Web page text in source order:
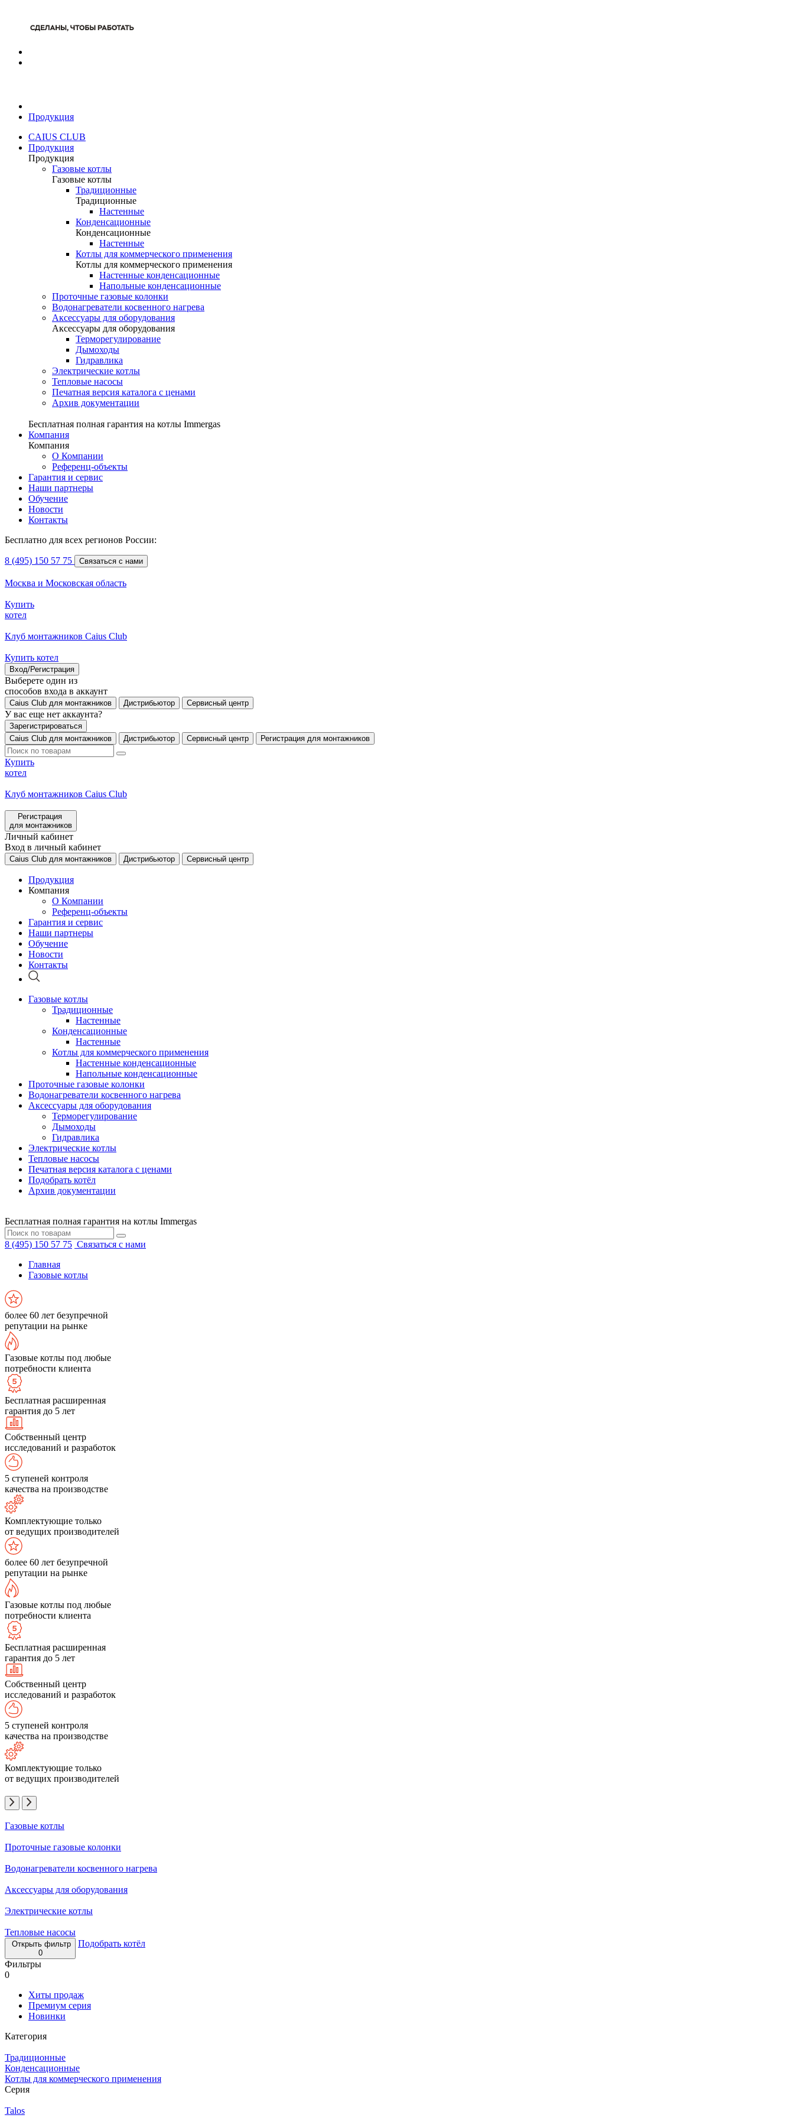
Продукция
CAIUS CLUB
Продукция
Продукция
Газовые котлы
Газовые котлы
Традиционные
Традиционные
Настенные
Конденсационные
Конденсационные
Настенные
Котлы для коммерческого применения
Котлы для коммерческого применения
Настенные конденсационные
Напольные конденсационные
Проточные газовые колонки
Водонагреватели косвенного нагрева
Аксессуары для оборудования
Аксессуары для оборудования
Терморегулирование
Дымоходы
Гидравлика
Электрические котлы
Тепловые насосы
Печатная версия каталога с ценами
Архив документации
Бесплатная полная гарантия на котлы Immergas
Компания
Компания
О Компании
Референц-объекты
Гарантия и сервис
Наши партнеры
Обучение
Новости
Контакты
Бесплатно для всех регионов России:
8 (495) 150 57 75 Связаться с нами
Москва и Московская область
Купить
котел
Клуб монтажников Caius Club
Купить котел
Вход/Регистрация
Выберете один из
способов входа в аккаунт
Caius Club для монтажников Дистрибьютор Сервисный центр
У вас еще нет аккаунта?
Зарегистрироваться
Caius Club для монтажников
Дистрибьютор Сервисный центр Регистрация для монтажников
Купить
котел
Клуб монтажников Caius Club
Регистрация
для монтажников
Личный кабинет
Вход в личный кабинет
Caius Club для монтажников Дистрибьютор Сервисный центр
Продукция
Компания
О Компании
Референц-объекты
Гарантия и сервис
Наши партнеры
Обучение
Новости
Контакты
Газовые котлы
Традиционные
Настенные
Конденсационные
Настенные
Котлы для коммерческого применения
Настенные конденсационные
Напольные конденсационные
Проточные газовые колонки
Водонагреватели косвенного нагрева
Аксессуары для оборудования
Терморегулирование
Дымоходы
Гидравлика
Электрические котлы
Тепловые насосы
Печатная версия каталога с ценами
Подобрать котёл
Архив документации
Бесплатная полная гарантия на котлы Immergas
8 (495) 150 57 75 Связаться с нами
Главная
Газовые котлы
более 60 лет безупречной
репутации на рынке
Газовые котлы под любые
потребности клиента
Бесплатная расширенная
гарантия до 5 лет
Собственный центр
исследований и разработок
5 ступеней контроля
качества на производстве
Комплектующие только
от ведущих производителей
более 60 лет безупречной
репутации на рынке
Газовые котлы под любые
потребности клиента
Бесплатная расширенная
гарантия до 5 лет
Собственный центр
исследований и разработок
5 ступеней контроля
качества на производстве
Комплектующие только
от ведущих производителей
Газовые котлы
Проточные газовые колонки
Водонагреватели косвенного нагрева
Аксессуары для оборудования
Электрические котлы
Тепловые насосы
Открыть фильтр
0
Подобрать котёл
Фильтры
0
Хиты продаж
Премиум серия
Новинки
Категория
Традиционные
Конденсационные
Котлы для коммерческого применения
Серия
Talos